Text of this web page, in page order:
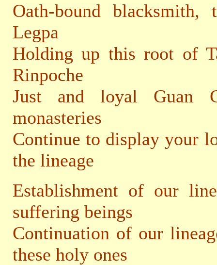
Oath-bound blacksmith,
Legpa
Holding up this root of
Rinpoche
Just and loyal Guan
monasteries
Continue to display your
the lineage
Establishment of our
suffering beings
Continuation of our
these holy ones